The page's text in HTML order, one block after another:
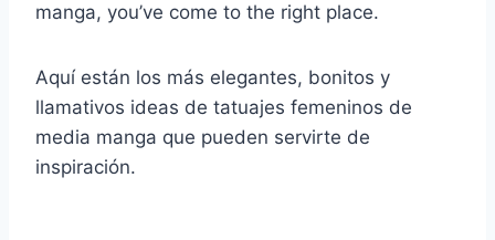
manga, you’ve come to the right place.
Aquí están los más elegantes, bonitos y
llamativos ideas de tatuajes femeninos de
media manga que pueden servirte de
inspiración.